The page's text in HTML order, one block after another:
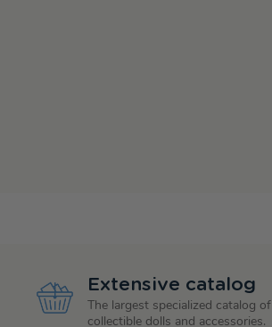
Extensive catalog
The largest specialized catalog of
collectible dolls and accessories.